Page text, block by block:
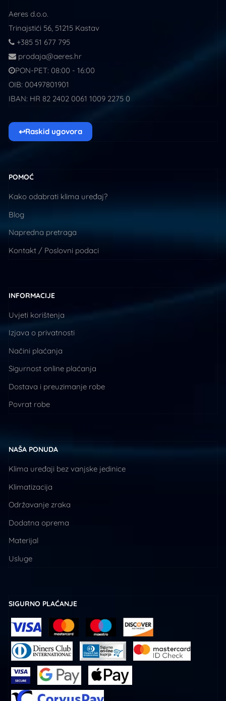
Aeres d.o.o.
Trinajstići 56, 51215 Kastav
+385 51 677 795
prodaja@aeres.hr
PON-PET: 08:00 - 16:00
OIB: 00497801901
IBAN: HR 82 2402 0061 1009 2275 0
↩Raskid ugovora
POMOĆ
Kako odabrati klima uređaj?
Blog
Napredna pretraga
Kontakt / Poslovni podaci
INFORMACIJE
Uvjeti korištenja
Izjava o privatnosti
Načini plaćanja
Sigurnost online plaćanja
Dostava i preuzimanje robe
Povrat robe
NAŠA PONUDA
Klima uređaji bez vanjske jedinice
Klimatizacija
Održavanje zraka
Dodatna oprema
Materijal
Usluge
SIGURNO PLAĆANJE